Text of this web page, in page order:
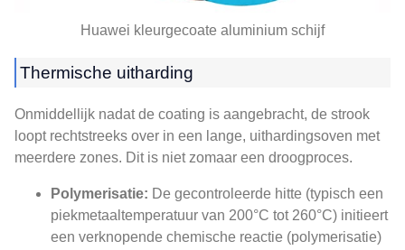
Huawei kleurgecoate aluminium schijf
Thermische uitharding
Onmiddellijk nadat de coating is aangebracht, de strook
loopt rechtstreeks over in een lange, uithardingsoven met
meerdere zones. Dit is niet zomaar een droogproces.
Polymerisatie: De gecontroleerde hitte (typisch een
piekmetaaltemperatuur van 200°C tot 260°C) initieert
een verknopende chemische reactie (polymerisatie)